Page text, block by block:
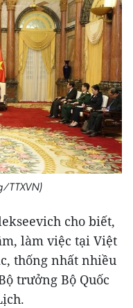
TTXVN)
cho biết,
làm việc tại Việt
thống nhất nhiều
trưởng Bộ Quốc